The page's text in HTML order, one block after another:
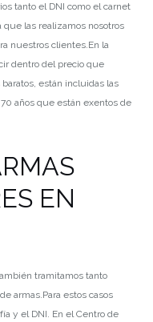
tanto el DNI como el carnet
que las realizamos nosotros
nuestros clientes.En la
dentro del precio que
están incluidas las
años que están exentos de
EN
tramitamos tanto
armas.Para estos casos
y el DNI. En el Centro de